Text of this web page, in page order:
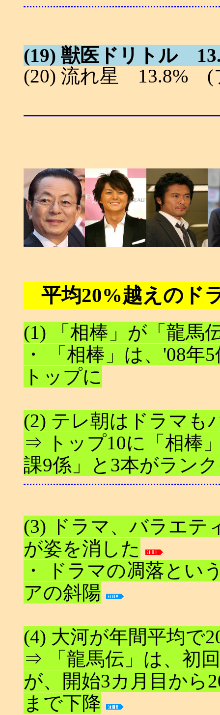
(19) 獣医ドリトル
(20) 流れ星 13.8% (
平均20%越えのド
(1) 「相棒」が「龍馬
・ 「相棒」は、'08年
トップに
(2) テレ朝はドラマも
⇒ トップ10に「相棒
課9係」と3本がラン
(3) ドラマ、バラエテ
が姿を消した
・ ドラマの凋落とい
アの斜陽
(4) 大河が年間平均で
⇒ 「龍馬伝」は、初
が、開始3カ月目から
まで下降